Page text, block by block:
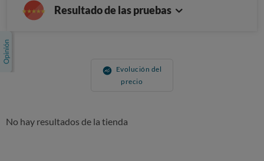
Resultado de las pruebas
Evolución del
precio
No hay resultados de la tienda